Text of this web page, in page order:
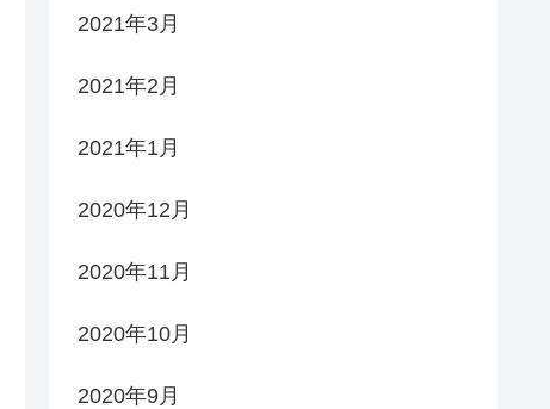
2021年3月
2021年2月
2021年1月
2020年12月
2020年11月
2020年10月
2020年9月